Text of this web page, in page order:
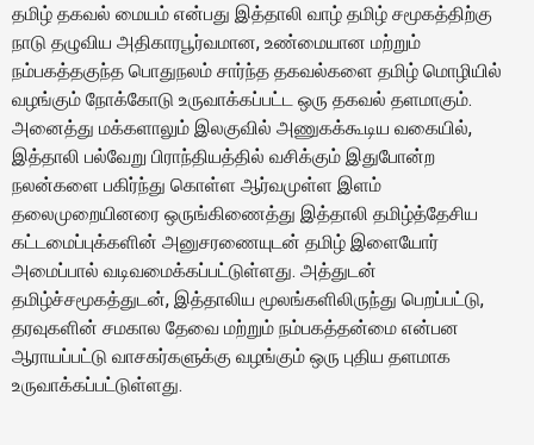
தமிழ் தகவல் மையம் என்பது இத்தாலி வாழ் தமிழ் சமூகத்திற்கு
நாடு தழுவிய அதிகாரபூர்வமான, உண்மையான மற்றும்
நம்பகத்தகுந்த பொதுநலம் சார்ந்த தகவல்களை தமிழ் மொழியில்
வழங்கும் நோக்கோடு உருவாக்கப்பட்ட ஒரு தகவல் தளமாகும்.
அனைத்து மக்களாலும் இலகுவில் அணுகக்கூடிய வகையில்,
இத்தாலி பல்வேறு பிராந்தியத்தில் வசிக்கும் இதுபோன்ற
நலன்களை பகிர்ந்து கொள்ள ஆர்வமுள்ள இளம்
தலைமுறையினரை ஒருங்கிணைத்து இத்தாலி தமிழ்த்தேசிய
கட்டமைப்புக்களின் அனுசரணையுடன் தமிழ் இளையோர்
அமைப்பால் வடிவமைக்கப்பட்டுள்ளது. அத்துடன்
தமிழ்ச்சமூகத்துடன், இத்தாலிய மூலங்களிலிருந்து பெறப்பட்டு,
தரவுகளின் சமகால தேவை மற்றும் நம்பகத்தன்மை என்பன
ஆராயப்பட்டு வாசகர்களுக்கு வழங்கும் ஒரு புதிய தளமாக
உருவாக்கப்பட்டுள்ளது.